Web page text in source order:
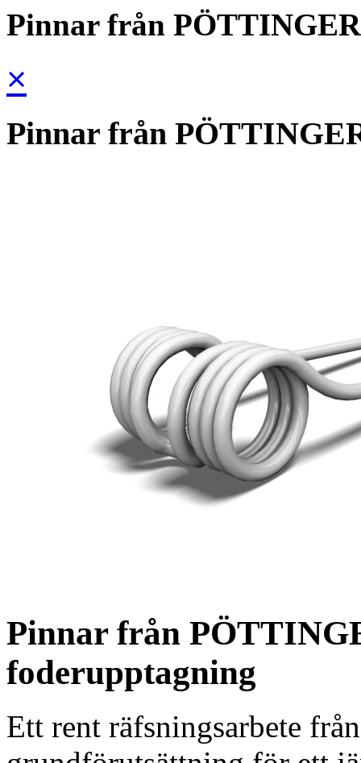
Pinnar från PÖTTINGER
×
Pinnar från
Pinnar från
foderupptagning
Ett rent räfsningsarbete